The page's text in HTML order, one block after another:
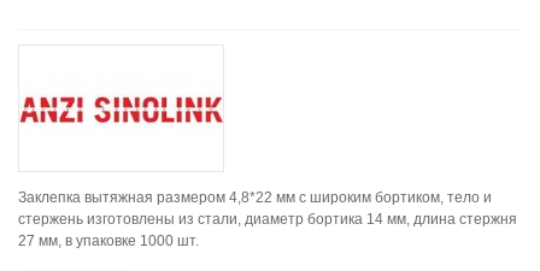
Заклепка вытяжная размером 4,8*22 мм с широким бортиком, тело и
стержень изготовлены из стали, диаметр бортика 14 мм, длина стержня
27 мм, в упаковке 1000 шт.